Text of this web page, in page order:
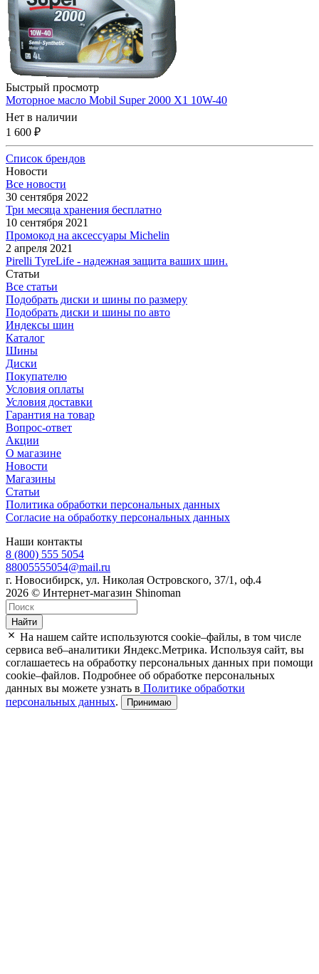
Быстрый просмотр
Моторное масло Mobil Super 2000 X1 10W-40
Нет в наличии
1 600 ₽
Список брендов
Новости
Все новости
30 сентября 2022
Три месяца хранения бесплатно
10 сентября 2021
Промокод на аксессуары Michelin
2 апреля 2021
Pirelli TyreLife - надежная защита ваших шин.
Статьи
Все статьи
Подобрать диски и шины по размеру
Подобрать диски и шины по авто
Индексы шин
Каталог
Шины
Диски
Покупателю
Условия оплаты
Условия доставки
Гарантия на товар
Вопрос-ответ
Акции
О магазине
Новости
Магазины
Статьи
Политика обработки персональных данных
Согласие на обработку персональных данных
Наши контакты
8 (800) 555 5054
88005555054@mail.ru
г. Новосибирск, ул. Николая Островского, 37/1, оф.4
2026 © Интернет-магазин Shinoman
Найти
На нашем сайте используются cookie–файлы, в том числе
сервиса веб–аналитики Яндекс.Метрика. Используя сайт, вы
соглашаетесь на обработку персональных данных при помощи
cookie–файлов. Подробнее об обработке персональных
данных вы можете узнать в Политике обработки
персональных данных. Принимаю